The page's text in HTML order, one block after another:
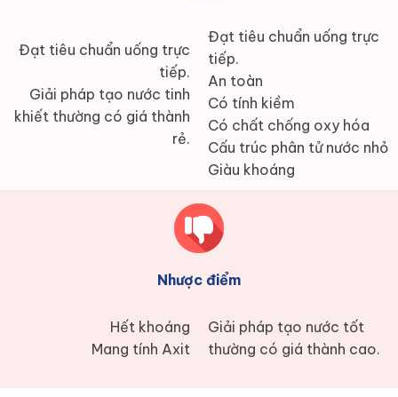
Đạt tiêu chuẩn uống trực
tiếp.
Giải pháp tạo nước tinh
khiết thường có giá thành
rẻ.
Đạt tiêu chuẩn uống trực
tiếp.
An toàn
Có tính kiềm
Có chất chống oxy hóa
Cấu trúc phân tử nước nhỏ
Giàu khoáng
Hết khoáng
Mang tính Axit
Nhược điểm
Giải pháp tạo nước tốt
thường có giá thành cao.